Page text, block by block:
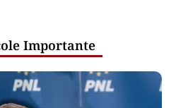
Importante